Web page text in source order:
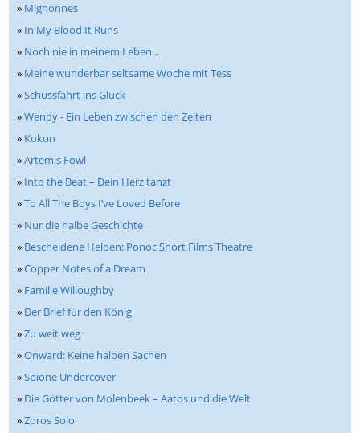
» Mignonnes
» In My Blood It Runs
» Noch nie in meinem Leben...
» Meine wunderbar seltsame Woche mit Tess
»Schussfahrt ins Glück
»Wendy - Ein Leben zwischen den Zeiten
» Kokon
»Artemis Fowl
» Into the Beat – Dein Herz tanzt
»To All The Boys I’ve Loved Before
» Nur die halbe Geschichte
» Bescheidene Helden: Ponoc Short Films Theatre
»Copper Notes of a Dream
» Familie Willoughby
» Der Brief für den König
»Zu weit weg
»Onward: Keine halben Sachen
»Spione Undercover
» Die Götter von Molenbeek – Aatos und die Welt
»Zoros Solo